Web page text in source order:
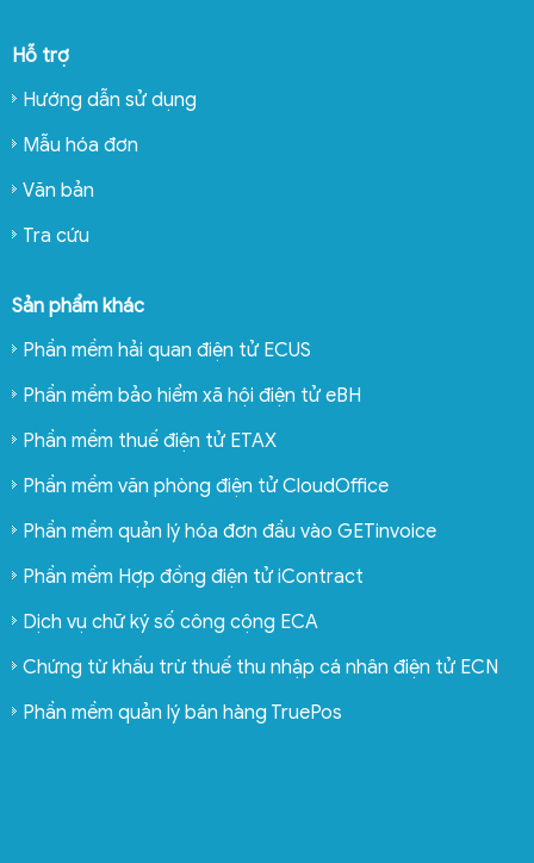
Hỗ trợ
Hướng dẫn sử dụng
Mẫu hóa đơn
Văn bản
Tra cứu
Sản phẩm khác
Phần mềm hải quan điện tử ECUS
Phần mềm bảo hiểm xã hội điện tử eBH
Phần mềm thuế điện tử ETAX
Phần mềm văn phòng điện tử CloudOffice
Phần mềm quản lý hóa đơn đầu vào GETinvoice
Phần mềm Hợp đồng điện tử iContract
Dịch vụ chữ ký số công cộng ECA
Chứng từ khấu trừ thuế thu nhập cá nhân điện tử ECN
Phần mềm quản lý bán hàng TruePos